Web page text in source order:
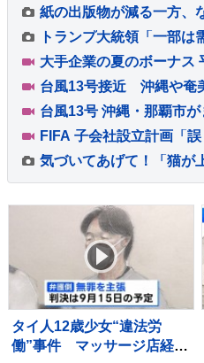
タイ人12歳少女“違法労
働”事件 マッサージ店経営